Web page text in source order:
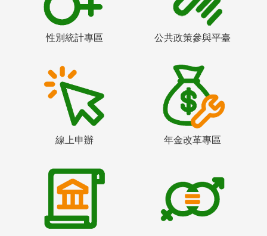
性別統計專區 公共政策參與平臺
線上申辦 年金改革專區